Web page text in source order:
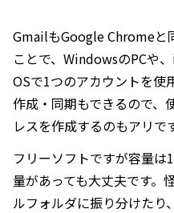
GmailもGoogle Chromeと
ことで、WindowsのPCや
OSで1つのアカウントを使
作成・同期もできるので、
レスを作成するのもアリで
フリーソフトですが容量は
量があっても大丈夫です。
ルフォルダに振り分けたり